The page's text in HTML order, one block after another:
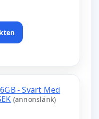
- Svart Med
(annonslänk)